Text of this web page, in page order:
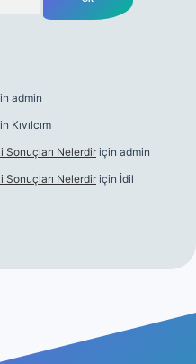
admin
Kıvılcım
Sonuçları Nelerdir için admin
Sonuçları Nelerdir için İdil